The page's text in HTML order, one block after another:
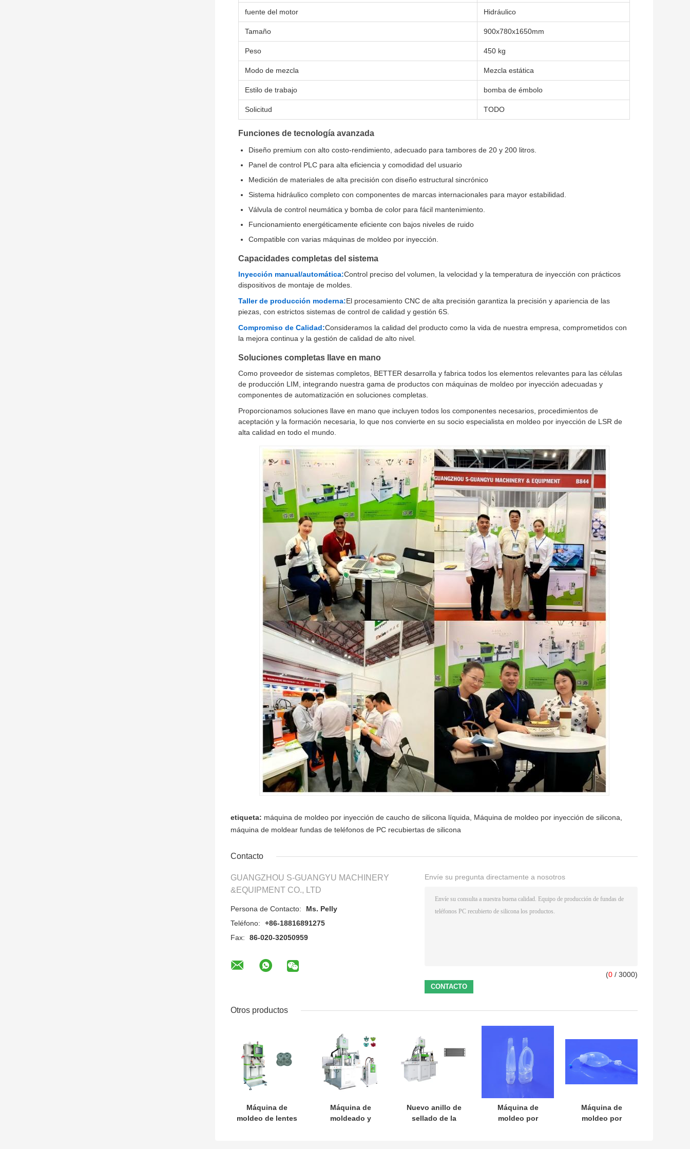
fuente del motor Hidráulico
Tamaño 900x780x1650mm
Peso 450 kg
Modo de mezcla Mezcla estática
Estilo de trabajo bomba de émbolo
Solicitud TODO
Funciones de tecnología avanzada
Diseño premium con alto costo-rendimiento, adecuado para tambores de 20 y 200 litros.
Panel de control PLC para alta eficiencia y comodidad del usuario
Medición de materiales de alta precisión con diseño estructural sincrónico
Sistema hidráulico completo con componentes de marcas internacionales para mayor estabilidad.
Válvula de control neumática y bomba de color para fácil mantenimiento.
Funcionamiento energéticamente eficiente con bajos niveles de ruido
Compatible con varias máquinas de moldeo por inyección.
Capacidades completas del sistema
Inyección manual/automática:Control preciso del volumen, la velocidad y la temperatura de inyección con prácticos
dispositivos de montaje de moldes.
Taller de producción moderna:El procesamiento CNC de alta precisión garantiza la precisión y apariencia de las
piezas, con estrictos sistemas de control de calidad y gestión 6S.
Compromiso de Calidad:Consideramos la calidad del producto como la vida de nuestra empresa, comprometidos con
la mejora continua y la gestión de calidad de alto nivel.
Soluciones completas llave en mano
Como proveedor de sistemas completos, BETTER desarrolla y fabrica todos los elementos relevantes para las células
de producción LIM, integrando nuestra gama de productos con máquinas de moldeo por inyección adecuadas y
componentes de automatización en soluciones completas.
Proporcionamos soluciones llave en mano que incluyen todos los componentes necesarios, procedimientos de
aceptación y la formación necesaria, lo que nos convierte en su socio especialista en moldeo por inyección de LSR de
alta calidad en todo el mundo.
etiqueta: máquina de moldeo por inyección de caucho de silicona líquida, Máquina de moldeo por inyección de silicona,
máquina de moldear fundas de teléfonos de PC recubiertas de silicona
Contacto
GUANGZHOU S-GUANGYU MACHINERY
&EQUIPMENT CO., LTD
Persona de Contacto:
Ms. Pelly
Teléfono:
+86-18816891275
Fax:
86-020-32050959
Envíe su pregunta directamente a nosotros
(0 / 3000)
Otros productos
Máquina de
moldeo de lentes
Máquina de
moldeado y
Nuevo anillo de
sellado de la
Máquina de
moldeo por
Máquina de
moldeo por